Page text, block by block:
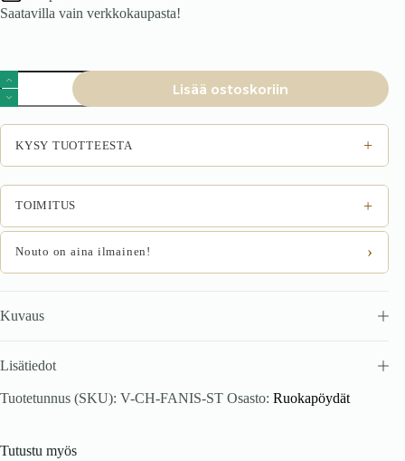
Saatavilla vain verkkokaupasta!
Jatkaettava
ruokapöytä
FANIS,
luonnollinen
musta
määrä
Lisää ostoskoriin
KYSY TUOTTEESTA +
TOIMITUS +
Nouto on aina ilmainen! ›
Kuvaus
Lisätiedot
Tuotetunnus (SKU): V-CH-FANIS-ST Osasto: Ruokapöydät
Tutustu myös